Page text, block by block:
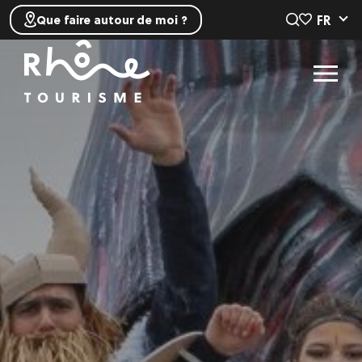
Que faire autour de moi ? FR